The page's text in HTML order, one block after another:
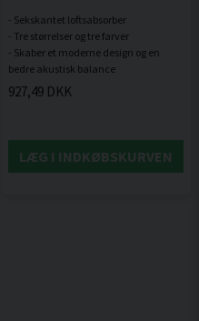
- Sekskantet loftsabsorber
- Tre størrelser og tre farver
- Skaber et moderne design og en
927,49 DKK
LÆG I INDKØBSKURVEN